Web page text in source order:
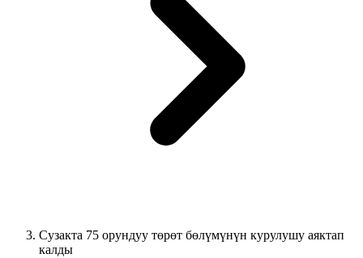
Сузакта 75 орундуу төрөт бөлүмүнүн курулушу аяктап
калды